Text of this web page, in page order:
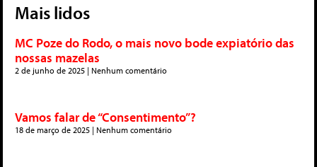
Mais lidos
MC Poze do Rodo, o mais novo bode expiatório das
nossas mazelas
2 de junho de 2025 Nenhum comentário
Vamos falar de “Consentimento”?
18 de março de 2025 Nenhum comentário